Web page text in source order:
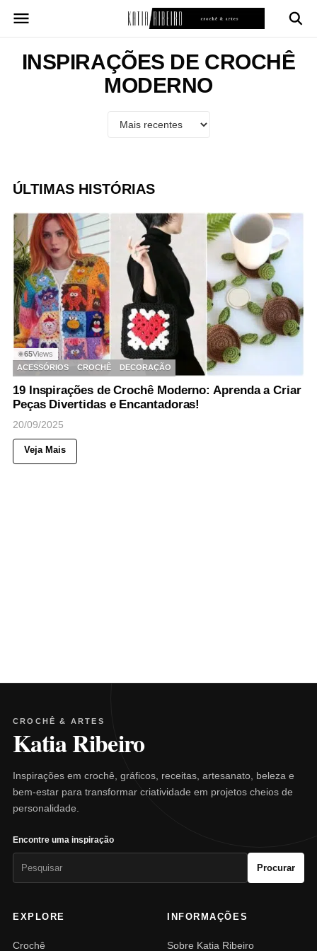
para
conteúdoINSPIRAÇÕES DE CROCHÊ
MODERNO
ÚLTIMAS HISTÓRIAS
◉65Views
ACESSÓRIOS
CROCHÊ DECORAÇÃO
19 Inspirações de Crochê Moderno: Aprenda a Criar
Peças Divertidas e Encantadoras!
20/09/2025
Veja Mais
CROCHÊ & ARTES
Katia Ribeiro
Inspirações em crochê, gráficos, receitas, artesanato, beleza e
bem-estar para transformar criatividade em projetos cheios de
personalidade.
Encontre uma inspiração
Procurar
EXPLORE
Crochê
INFORMAÇÕES
Sobre Katia Ribeiro